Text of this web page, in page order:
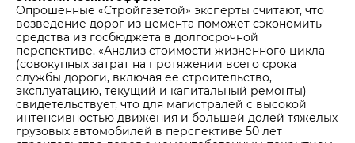
Опрошенные «Стройгазетой» эксперты считают, что
возведение дорог из цемента поможет сэкономить
средства из госбюджета в долгосрочной
перспективе. «Анализ стоимости жизненного цикла
(совокупных затрат на протяжении всего срока
службы дороги, включая ее строительство,
эксплуатацию, текущий и капитальный ремонты)
свидетельствует, что для магистралей с высокой
интенсивностью движения и большей долей тяжелых
грузовых автомобилей в перспективе 50 лет